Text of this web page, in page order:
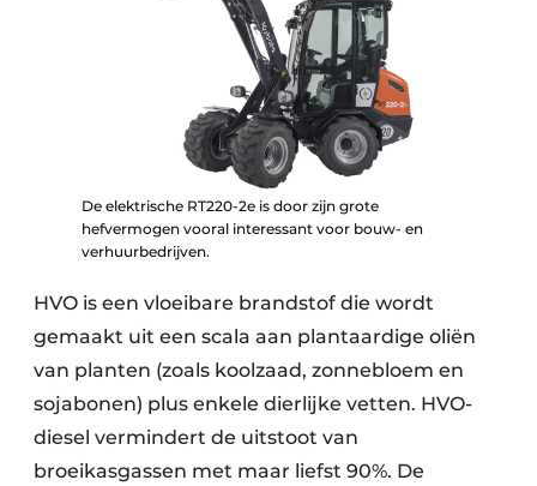
De elektrische RT220-2e is door zijn grote
hefvermogen vooral interessant voor bouw- en
verhuurbedrijven.
HVO is een vloeibare brandstof die wordt
gemaakt uit een scala aan plantaardige oliën
van planten (zoals koolzaad, zonnebloem en
sojabonen) plus enkele dierlijke vetten. HVO-
diesel vermindert de uitstoot van
broeikasgassen met maar liefst 90%. De